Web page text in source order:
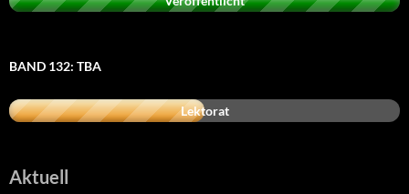
BAND 132: TBA
Lektorat
Aktuell